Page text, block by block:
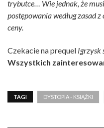
trybutce… Wie jednak, że
postępowania według zasad
ceny.
Czekacie na prequel Igrzysk
Wszystkich
TAGI DYSTOPIA - KSIĄŻKI